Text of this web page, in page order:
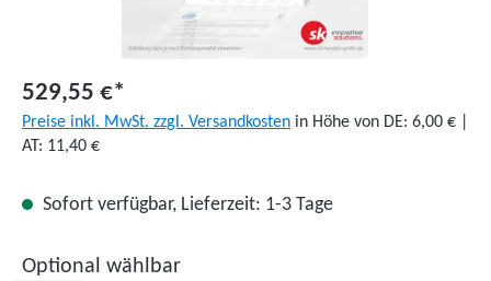
529,55 €*
Preise inkl. MwSt. zzgl. Versandkosten in Höhe von DE: 6,00 € |
AT: 11,40 €
Sofort verfügbar, Lieferzeit: 1-3 Tage
Optional wählbar